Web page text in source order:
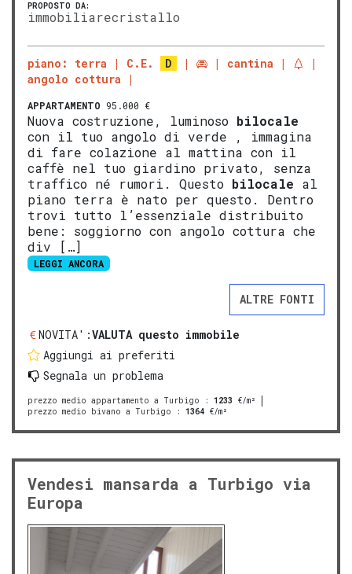
PROPOSTO DA:
immobiliarecristallo
piano: terra C.E. D
cantina
angolo cottura
APPARTAMENTO 95.000 €
Nuova costruzione, luminoso bilocale
con il tuo angolo di verde , immagina
di fare colazione al mattina con il
caffè nel tuo giardino privato, senza
traffico né rumori. Questo bilocale al
piano terra è nato per questo. Dentro
trovi tutto l’essenziale distribuito
bene: soggiorno con angolo cottura che
div […]
LEGGI ANCORA
ALTRE FONTI
NOVITA':VALUTA questo immobile
Aggiungi ai preferiti
Segnala un problema
prezzo medio appartamento a Turbigo : 1233 €/m²
prezzo medio bivano a Turbigo : 1364 €/m²
Vendesi mansarda a Turbigo via
Europa